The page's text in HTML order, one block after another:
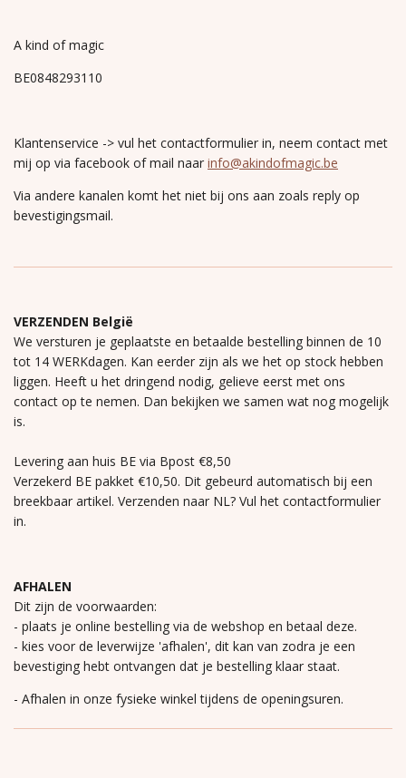
A kind of magic
BE0848293110
Klantenservice -> vul het contactformulier in, neem contact met
mij op via facebook of mail naar info@akindofmagic.be
Via andere kanalen komt het niet bij ons aan zoals reply op
bevestigingsmail.
VERZENDEN België
We versturen je geplaatste en betaalde bestelling binnen de 10
tot 14 WERKdagen. Kan eerder zijn als we het op stock hebben
liggen. Heeft u het dringend nodig, gelieve eerst met ons
contact op te nemen. Dan bekijken we samen wat nog mogelijk
is.
Levering aan huis BE via Bpost €8,50
Verzekerd BE pakket €10,50. Dit gebeurd automatisch bij een
breekbaar artikel. Verzenden naar NL? Vul het contactformulier
in.
AFHALEN
Dit zijn de voorwaarden:
- plaats je online bestelling via de webshop en betaal deze.
- kies voor de leverwijze 'afhalen', dit kan van zodra je een
bevestiging hebt ontvangen dat je bestelling klaar staat.
- Afhalen in onze fysieke winkel tijdens de openingsuren.